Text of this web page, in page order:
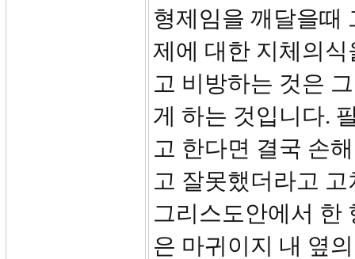
형제임을 깨달을때
제에 대한 지체의
고 비방하는 것은
게 하는 것입니다.
고 한다면 결국 손
고 잘못했더라고
그리스도안에서 한
은 마귀이지 내 옆